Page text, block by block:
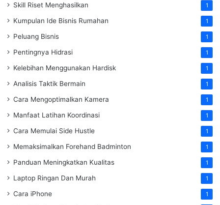
Skill Riset Menghasilkan 1
Kumpulan Ide Bisnis Rumahan 1
Peluang Bisnis 1
Pentingnya Hidrasi 1
Kelebihan Menggunakan Hardisk 1
Analisis Taktik Bermain 1
Cara Mengoptimalkan Kamera 1
Manfaat Latihan Koordinasi 1
Cara Memulai Side Hustle 1
Memaksimalkan Forehand Badminton 1
Panduan Meningkatkan Kualitas 1
Laptop Ringan Dan Murah 1
Cara iPhone 1